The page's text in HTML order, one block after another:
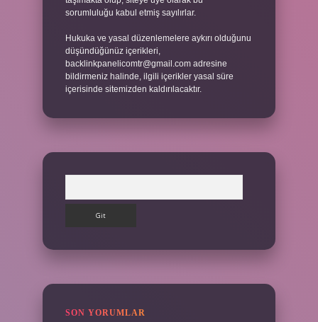
sorumluluğu kabul etmiş sayılırlar.
Hukuka ve yasal düzenlemelere aykırı olduğunu
düşündüğünüz içerikleri,
backlinkpanelicomtr@gmail.com adresine
bildirmeniz halinde, ilgili içerikler yasal süre
içerisinde sitemizden kaldırılacaktır.
SON YORUMLAR